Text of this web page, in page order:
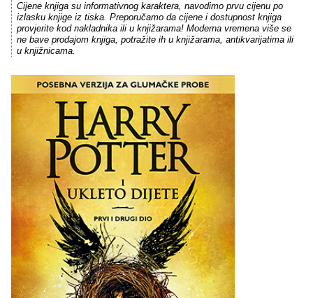
Cijene knjiga su informativnog karaktera, navodimo prvu cijenu po
izlasku knjige iz tiska. Preporučamo da cijene i dostupnost knjiga
provjerite kod nakladnika ili u knjižarama! Moderna vremena više se
ne bave prodajom knjiga, potražite ih u knjižarama, antikvarijatima ili
u knjižnicama.